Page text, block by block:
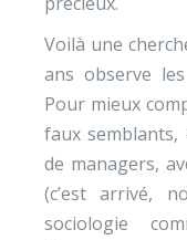
Voilà une
ans observe
Pour mieux
faux
de managers,
(c’est arrivé,
sociologie